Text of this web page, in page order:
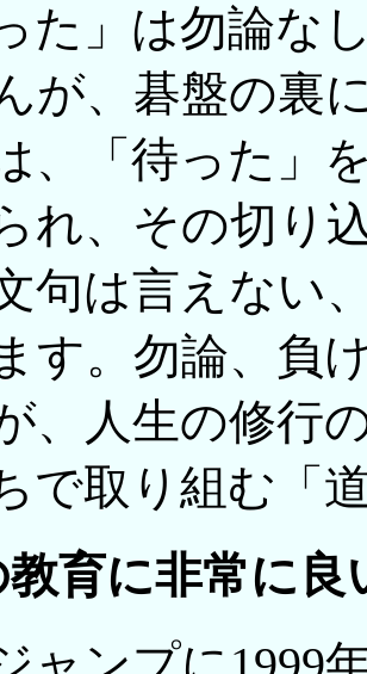
た」は勿論な
が、碁盤の裏
、「待った」
れ、その切り
句は言えない
す。勿論、負
、人生の修行
で取り組む「
育に非常に
ャンプに1999